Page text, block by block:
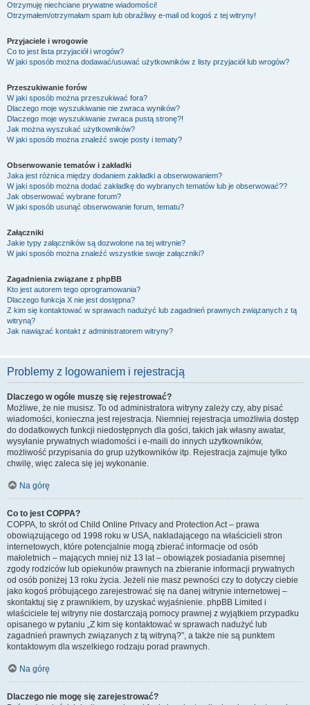
Otrzymuję niechciane prywatne wiadomości!
Otrzymałem/otrzymałam spam lub obraźliwy e-mail od kogoś z tej witryny!
Przyjaciele i wrogowie
Co to jest lista przyjaciół i wrogów?
W jaki sposób można dodawać/usuwać użytkowników z listy przyjaciół lub wrogów?
Przeszukiwanie forów
W jaki sposób można przeszukiwać fora?
Dlaczego moje wyszukiwanie nie zwraca wyników?
Dlaczego moje wyszukiwanie zwraca pustą stronę?!
Jak można wyszukać użytkowników?
W jaki sposób można znaleźć swoje posty i tematy?
Obserwowanie tematów i zakładki
Jaka jest różnica między dodaniem zakładki a obserwowaniem?
W jaki sposób można dodać zakładkę do wybranych tematów lub je obserwować??
Jak obserwować wybrane forum?
W jaki sposób usunąć obserwowanie forum, tematu?
Załączniki
Jakie typy załączników są dozwolone na tej witrynie?
W jaki sposób można znaleźć wszystkie swoje załączniki?
Zagadnienia związane z phpBB
Kto jest autorem tego oprogramowania?
Dlaczego funkcja X nie jest dostępna?
Z kim się kontaktować w sprawach nadużyć lub zagadnień prawnych związanych z tą
witryną?
Jak nawiązać kontakt z administratorem witryny?
Problemy z logowaniem i rejestracją
Dlaczego w ogóle muszę się rejestrować?
Możliwe, że nie musisz. To od administratora witryny zależy czy, aby pisać
wiadomości, konieczna jest rejestracja. Niemniej rejestracja umożliwia dostęp
do dodatkowych funkcji niedostępnych dla gości, takich jak własny awatar,
wysyłanie prywatnych wiadomości i e-maili do innych użytkowników,
możliwość przypisania do grup użytkowników itp. Rejestracja zajmuje tylko
chwilę, więc zaleca się jej wykonanie.
Na górę
Co to jest COPPA?
COPPA, to skrót od Child Online Privacy and Protection Act – prawa
obowiązującego od 1998 roku w USA, nakładającego na właścicieli stron
internetowych, które potencjalnie mogą zbierać informacje od osób
małoletnich – mających mniej niż 13 lat – obowiązek posiadania pisemnej
zgody rodziców lub opiekunów prawnych na zbieranie informacji prywatnych
od osób poniżej 13 roku życia. Jeżeli nie masz pewności czy to dotyczy ciebie
jako kogoś próbującego zarejestrować się na danej witrynie internetowej –
skontaktuj się z prawnikiem, by uzyskać wyjaśnienie. phpBB Limited i
właściciele tej witryny nie dostarczają pomocy prawnej z wyjątkiem przypadku
opisanego w pytaniu „Z kim się kontaktować w sprawach nadużyć lub
zagadnień prawnych związanych z tą witryną?”, a także nie są punktem
kontaktowym dla wszelkiego rodzaju porad prawnych.
Na górę
Dlaczego nie mogę się zarejestrować?